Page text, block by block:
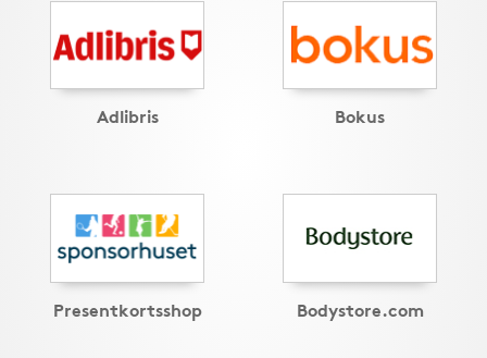
Adlibris Bokus
Presentkortsshop Bodystore.com